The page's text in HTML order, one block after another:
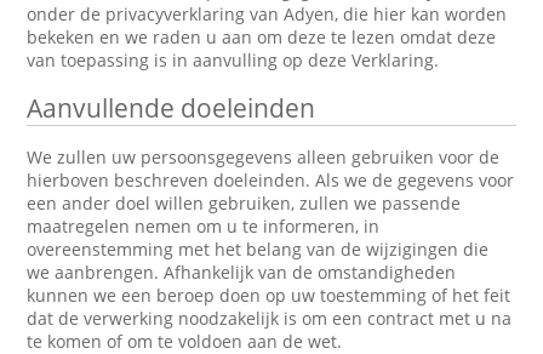
onder de privacyverklaring van Adyen, die hier kan worden
bekeken en we raden u aan om deze te lezen omdat deze
van toepassing is in aanvulling op deze Verklaring.
Aanvullende doeleinden
We zullen uw persoonsgegevens alleen gebruiken voor de
hierboven beschreven doeleinden. Als we de gegevens voor
een ander doel willen gebruiken, zullen we passende
maatregelen nemen om u te informeren, in
overeenstemming met het belang van de wijzigingen die
we aanbrengen. Afhankelijk van de omstandigheden
kunnen we een beroep doen op uw toestemming of het feit
dat de verwerking noodzakelijk is om een contract met u na
te komen of om te voldoen aan de wet.